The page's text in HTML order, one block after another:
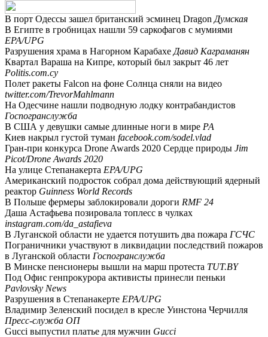
В порт Одессы зашел британский эсминец Dragon Думская
В Египте в гробницах нашли 59 саркофагов с мумиями
EPA/UPG
Разрушения храма в Нагорном Карабахе Давид Каграманян
Квартал Вараша на Кипре, который был закрыт 46 лет
Politis.com.cy
Полет ракеты Falcon на фоне Солнца сняли на видео
twitter.com/TrevorMahlmann
На Одесчине нашли подводную лодку контрабандистов
Госпогранслужба
В США у девушки самые длинные ноги в мире РА
Киев накрыл густой туман facebook.com/sodel.vlad
Гран-при конкурса Drone Awards 2020 Сердце природы Jim
Picot/Drone Awards 2020
На улице Степанакерта EPA/UPG
Американский подросток собрал дома действующий ядерный
реактор Guinness World Records
В Польше фермеры заблокировали дороги RMF 24
Даша Астафьева позировала топлесс в чулках
instagram.com/da_astafieva
В Луганской области не удается потушить два пожара ГСЧС
Пограничники участвуют в ликвидации последствий пожаров
в Луганской области Госпогранслужба
В Минске пенсионеры вышли на марш протеста TUT.BY
Под Офис генпрокурора активисты принесли пеньки
Pavlovsky News
Разрушения в Степанакерте EPA/UPG
Владимир Зеленский посидел в кресле Уинстона Черчилля
Пресс-служба ОП
Gucci выпустил платье для мужчин Gucci